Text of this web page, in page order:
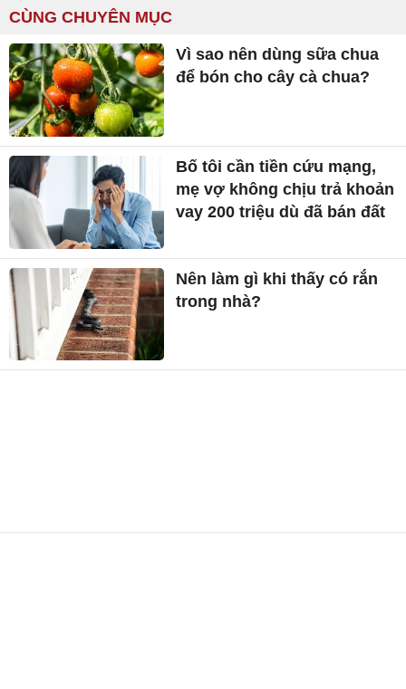
CÙNG CHUYÊN MỤC
Vì sao nên dùng sữa chua
để bón cho cây cà chua?
Bố tôi cần tiền cứu mạng,
mẹ vợ không chịu trả khoản
vay 200 triệu dù đã bán đất
Nên làm gì khi thấy có rắn
trong nhà?